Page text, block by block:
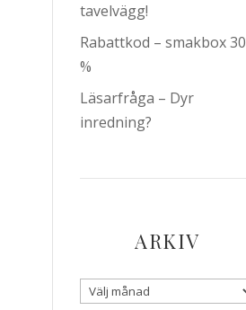
tavelvägg!
Rabattkod – smakbox 30
%
Läsarfråga – Dyr
inredning?
ARKIV